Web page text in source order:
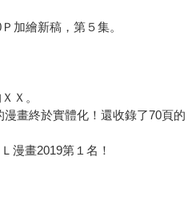
加繪新稿，第５集。
Ｘ。
畫終於實體化！還收錄了70頁的
漫畫2019第１名！